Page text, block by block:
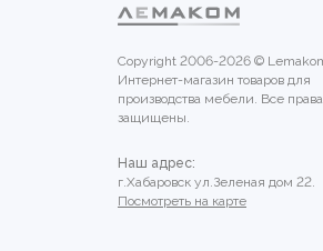
Copyright 2006-2026 ©
Интернет-магазин товаров для
производства мебели. Все права
защищены.
Наш адрес:
г.Хабаровск ул.Зеленая дом 22.
Посмотреть на карте